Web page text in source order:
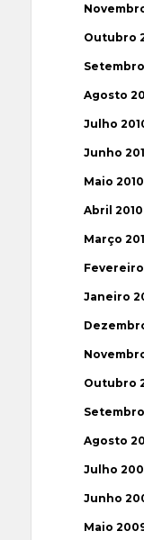
Outubro
Agosto
Julho
Junho
Maio 2010
Abril 2010
Março
Fevereiro
Janeiro
Outubro
Agosto
Julho
Junho
Maio